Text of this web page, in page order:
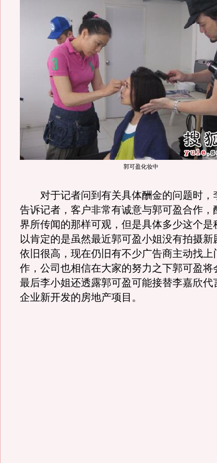
郭可盈化妆中
对于记者问到有关具体酬金的问题时，
告诉记者，客户非常有诚意与郭可盈合作，
界所传闻的那样可观，但是具体多少这个是
以肯定的是虽然最近郭可盈小姐没有拍摄新
依旧很高，现在仍旧有不少广告商主动找上
作，公司也相信在大家的努力之下郭可盈将
最后李小姐还透露郭可盈可能接替李嘉欣代
企业新开发的房地产项目。